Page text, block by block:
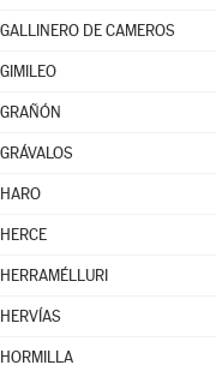
GALLINERO DE CAMEROS
GIMILEO
GRAÑÓN
GRÁVALOS
HARO
HERCE
HERRAMÉLLURI
HERVÍAS
HORMILLA